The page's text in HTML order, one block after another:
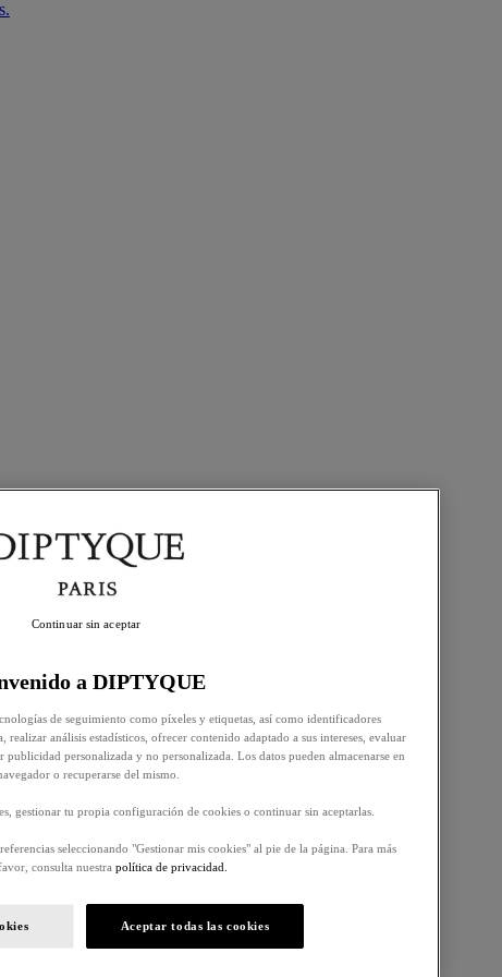
a DIPTYQUE
de seguimiento como píxeles y etiquetas, así como identificadores
análisis estadísticos, ofrecer contenido adaptado a sus intereses, evaluar
personalizada y no personalizada. Los datos pueden almacenarse en
o recuperarse del mismo.
gestionar tu propia configuración de cookies o continuar sin aceptarlas.
seleccionando "Gestionar mis cookies" al pie de la página. Para más
consulta nuestra política de privacidad.
Aceptar todas las cookies
Continuar sin aceptar